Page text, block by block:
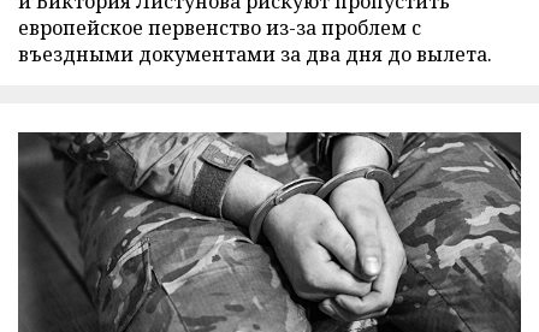
европейское первенство из-за проблем с
въездными документами за два дня до вылета.